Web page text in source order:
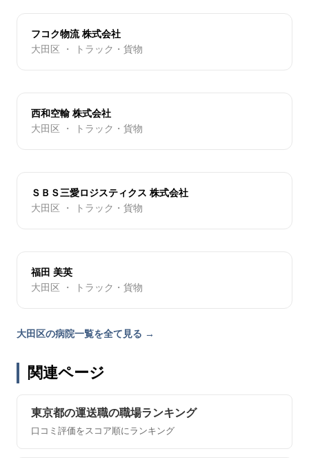
フコク物流 株式会社
大田区 ・ トラック・貨物
西和空輸 株式会社
大田区 ・ トラック・貨物
ＳＢＳ三愛ロジスティクス 株式会社
大田区 ・ トラック・貨物
福田 美英
大田区 ・ トラック・貨物
大田区の病院一覧を全て見る →
関連ページ
東京都の運送職の職場ランキング
口コミ評価をスコア順にランキング